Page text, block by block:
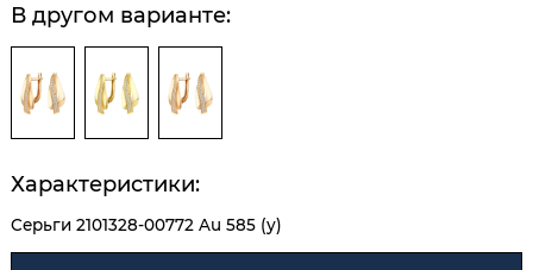
В другом варианте:
Характеристики:
Серьги 2101328-00772 Au 585 (у)